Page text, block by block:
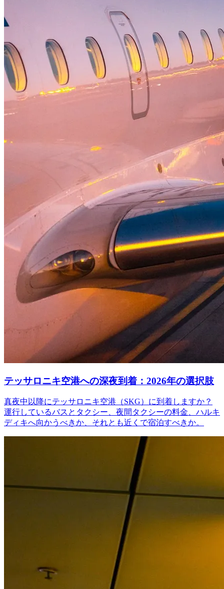
テッサロニキ空港への深夜到着：2026年の選択肢
真夜中以降にテッサロニキ空港（SKG）に到着しますか？
運行しているバスとタクシー、夜間タクシーの料金、ハルキ
ディキへ向かうべきか、それとも近くで宿泊すべきか。